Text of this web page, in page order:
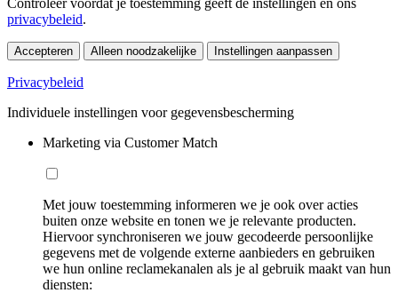
Controleer voordat je toestemming geeft de instellingen en ons
privacybeleid.
Accepteren Alleen noodzakelijke Instellingen aanpassen
Privacybeleid
Individuele instellingen voor gegevensbescherming
Marketing via Customer Match
Met jouw toestemming informeren we je ook over acties
buiten onze website en tonen we je relevante producten.
Hiervoor synchroniseren we jouw gecodeerde persoonlijke
gegevens met de volgende externe aanbieders en gebruiken
we hun online reclamekanalen als je al gebruik maakt van hun
diensten: